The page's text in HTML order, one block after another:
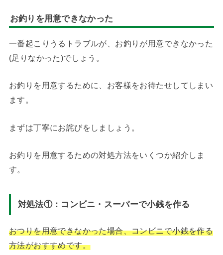
お釣りを用意できなかった
一番起こりうるトラブルが、お釣りが用意できなかった
(足りなかった)でしょう。
お釣りを用意するために、お客様をお待たせしてしまい
ます。
まずは丁寧にお詫びをしましょう。
お釣りを用意するための対処方法をいくつか紹介しま
す。
対処法①：コンビニ・スーパーで小銭を作る
おつりを用意できなかった場合、コンビニで小銭を作る
方法がおすすめです。